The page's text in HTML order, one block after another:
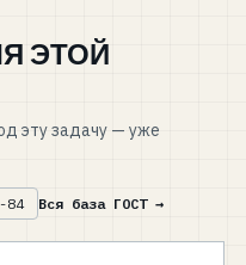
ЭТОЙ
эту задачу — уже
84 Вся база ГОСТ →